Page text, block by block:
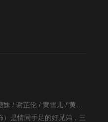
是情同手足的好兄弟，三